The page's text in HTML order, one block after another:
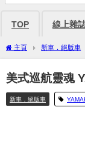
TOP 線上雜
主頁 新車．絕版車
美式巡航靈魂
新車．絕版車